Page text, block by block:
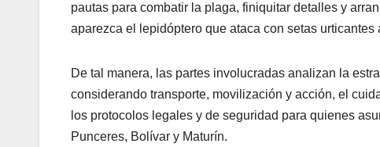
pautas para combatir la plaga, finiquitar detalles y
aparezca el lepidóptero que ataca con setas urticantes
De tal manera, las partes involucradas analizan la
considerando transporte, movilización y acción, el
los protocolos legales y de seguridad para quienes
Punceres, Bolívar y Maturín.